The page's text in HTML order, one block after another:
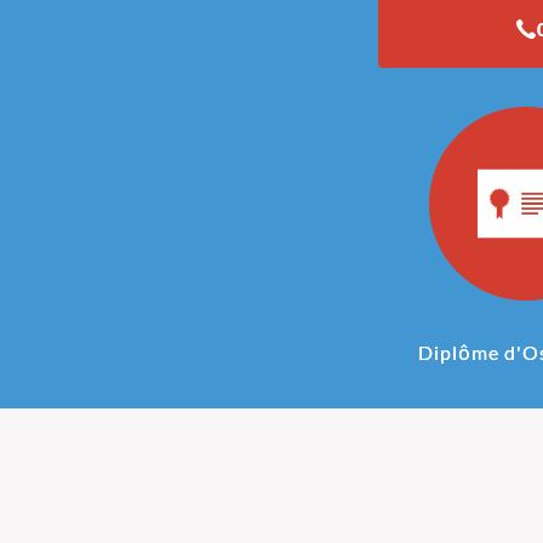
Diplôme